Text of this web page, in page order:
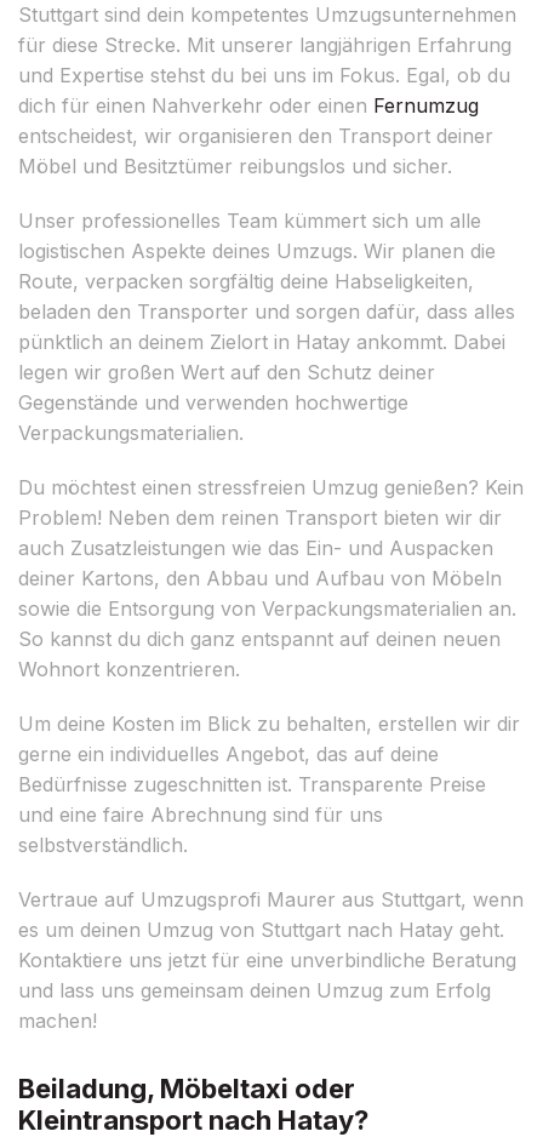
Stuttgart sind dein kompetentes Umzugsunternehmen
für diese Strecke. Mit unserer langjährigen Erfahrung
und Expertise stehst du bei uns im Fokus. Egal, ob du
dich für einen Nahverkehr oder einen Fernumzug
entscheidest, wir organisieren den Transport deiner
Möbel und Besitztümer reibungslos und sicher.
Unser professionelles Team kümmert sich um alle
logistischen Aspekte deines Umzugs. Wir planen die
Route, verpacken sorgfältig deine Habseligkeiten,
beladen den Transporter und sorgen dafür, dass alles
pünktlich an deinem Zielort in Hatay ankommt. Dabei
legen wir großen Wert auf den Schutz deiner
Gegenstände und verwenden hochwertige
Verpackungsmaterialien.
Du möchtest einen stressfreien Umzug genießen? Kein
Problem! Neben dem reinen Transport bieten wir dir
auch Zusatzleistungen wie das Ein- und Auspacken
deiner Kartons, den Abbau und Aufbau von Möbeln
sowie die Entsorgung von Verpackungsmaterialien an.
So kannst du dich ganz entspannt auf deinen neuen
Wohnort konzentrieren.
Um deine Kosten im Blick zu behalten, erstellen wir dir
gerne ein individuelles Angebot, das auf deine
Bedürfnisse zugeschnitten ist. Transparente Preise
und eine faire Abrechnung sind für uns
selbstverständlich.
Vertraue auf Umzugsprofi Maurer aus Stuttgart, wenn
es um deinen Umzug von Stuttgart nach Hatay geht.
Kontaktiere uns jetzt für eine unverbindliche Beratung
und lass uns gemeinsam deinen Umzug zum Erfolg
machen!
Beiladung, Möbeltaxi oder
Kleintransport nach Hatay?